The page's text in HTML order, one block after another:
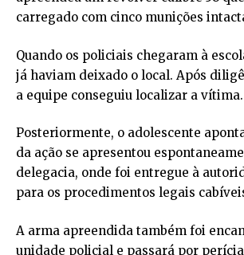
carregado com cinco munições
Quando os policiais chegaram à
já haviam deixado o local. Após
a equipe conseguiu localizar a vítima.
Posteriormente, o adolescente
da ação se apresentou
delegacia, onde foi entregue à
para os procedimentos legais
A arma apreendida também foi
unidade policial e passará por